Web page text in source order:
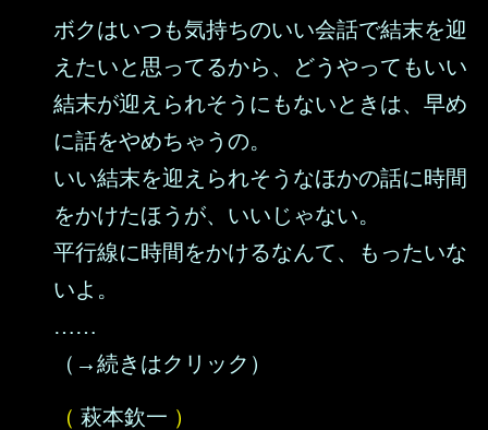
ボクはいつも気持ちのいい会話で結末を迎
えたいと思ってるから、どうやってもいい
結末が迎えられそうにもないときは、早め
に話をやめちゃうの。
いい結末を迎えられそうなほかの話に時間
をかけたほうが、いいじゃない。
平行線に時間をかけるなんて、もったいな
いよ。
……
（→続きはクリック）
（ 萩本欽一 ）